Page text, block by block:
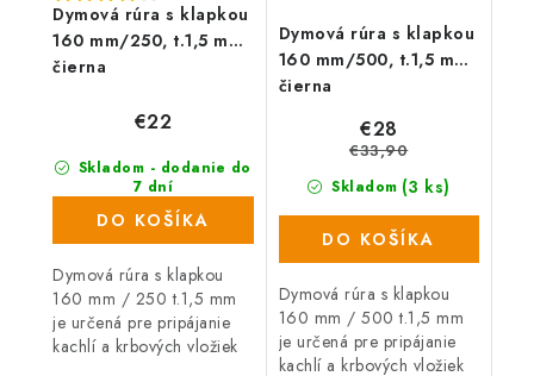
Dymová rúra s klapkou
160 mm/250, t.1,5 mm,
čierna
Skladom - dodanie do
7 dní
(23 ks)
€22
DO KOŠÍKA
Dymová rúra s klapkou
160 mm / 250 t.1,5 mm
je určená pre pripájanie
kachlí a krbových vložiek
Dymová rúra s klapkou
160 mm/500, t.1,5 mm,
čierna
Skladom (3 ks)
€28
€33,90
DO KOŠÍKA
Dymová rúra s klapkou
160 mm / 500 t.1,5 mm
je určená pre pripájanie
kachlí a krbových vložiek